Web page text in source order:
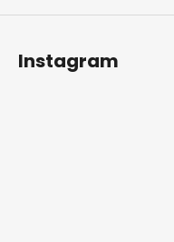
Instagram